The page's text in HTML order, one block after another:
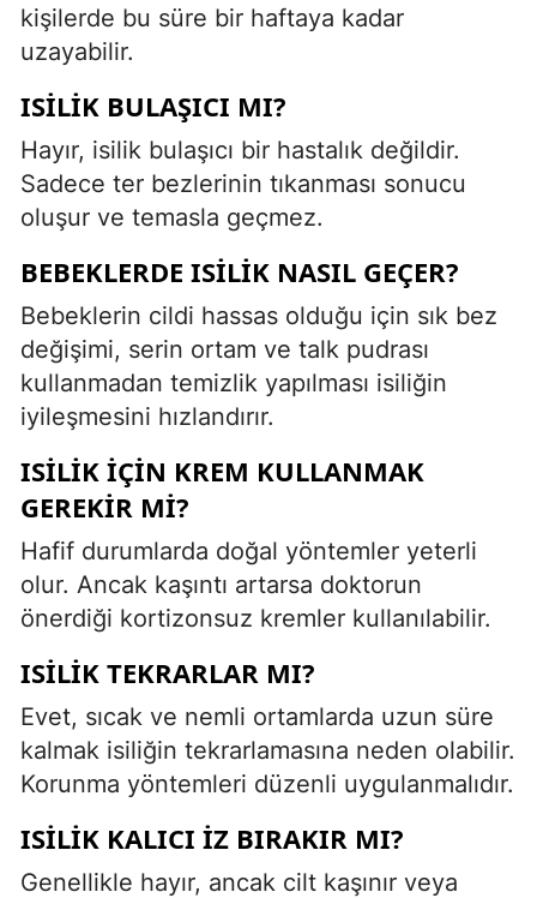
kişilerde bu süre bir haftaya kadar
uzayabilir.
ISILIK BULAŞICI MI?
Hayır, isilik bulaşıcı bir hastalık değildir.
Sadece ter bezlerinin tıkanması sonucu
oluşur ve temasla geçmez.
BEBEKLERDE ISILIK NASIL GEÇER?
Bebeklerin cildi hassas olduğu için sık bez
değişimi, serin ortam ve talk pudrası
kullanmadan temizlik yapılması isiliğin
iyileşmesini hızlandırır.
ISILIK İÇIN KREM KULLANMAK
GEREKIR MI?
Hafif durumlarda doğal yöntemler yeterli
olur. Ancak kaşıntı artarsa doktorun
önerdiği kortizonsuz kremler kullanılabilir.
ISILIK TEKRARLAR MI?
Evet, sıcak ve nemli ortamlarda uzun süre
kalmak isiliğin tekrarlamasına neden olabilir.
Korunma yöntemleri düzenli uygulanmalıdır.
ISILIK KALICI İZ BIRAKIR MI?
Genellikle hayır, ancak cilt kaşınır veya